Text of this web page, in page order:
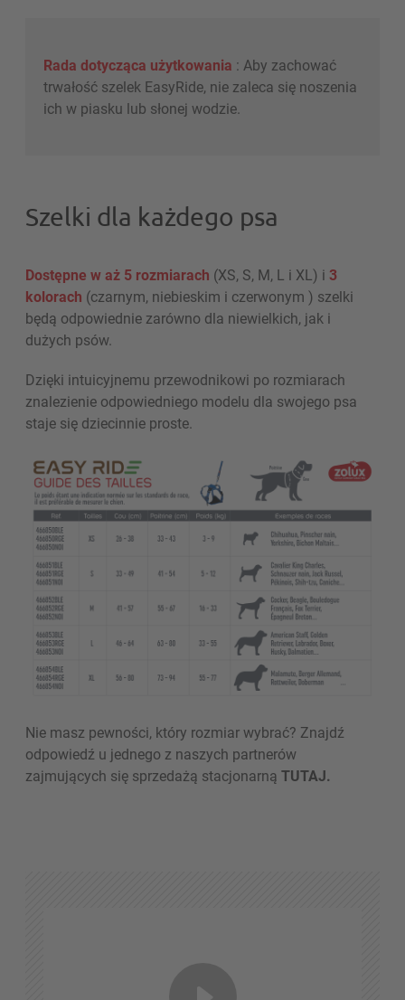
Rada dotycząca użytkowania : Aby zachować
trwałość szelek EasyRide, nie zaleca się noszenia
ich w piasku lub słonej wodzie.
Szelki dla każdego psa
Dostępne w aż 5 rozmiarach (XS, S, M, L i XL) i 3
kolorach (czarnym, niebieskim i czerwonym ) szelki
będą odpowiednie zarówno dla niewielkich, jak i
dużych psów.
Dzięki intuicyjnemu przewodnikowi po rozmiarach
znalezienie odpowiedniego modelu dla swojego psa
staje się dziecinnie proste.
Nie masz pewności, który rozmiar wybrać? Znajdź
odpowiedź u jednego z naszych partnerów
zajmujących się sprzedażą stacjonarną TUTAJ.